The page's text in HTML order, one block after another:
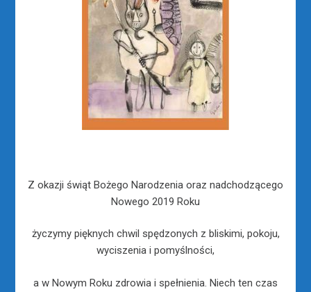
Z okazji świąt Bożego Narodzenia oraz nadchodzącego
Nowego 2019 Roku
życzymy pięknych chwil spędzonych z bliskimi, pokoju,
wyciszenia i pomyślności,
a w Nowym Roku zdrowia i spełnienia. Niech ten czas